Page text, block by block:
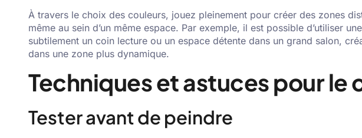
À travers le choix des couleurs, jouez pleinement pour créer des zones
même au sein d’un même espace. Par exemple, il est possible d’utiliser
subtilement un coin lecture ou un espace détente dans un grand salon,
dans une zone plus dynamique.
Techniques et astuces pour le
Tester avant de peindre